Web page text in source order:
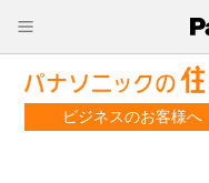
ビジネスのお客様へ